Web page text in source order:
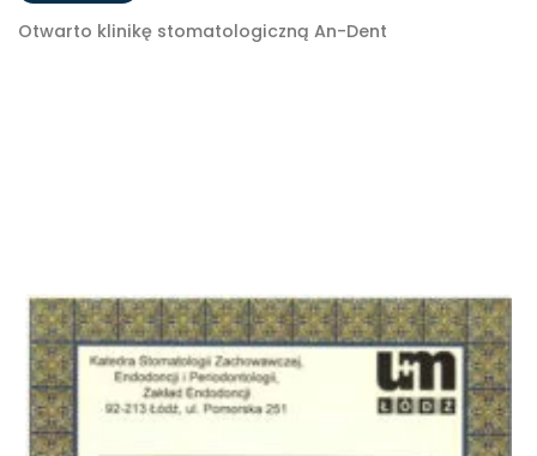
Otwarto klinikę stomatologiczną An-Dent